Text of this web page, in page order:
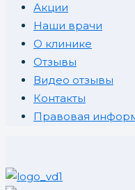
Акции
Наши врачи
О клинике
Отзывы
Видео отзывы
Контакты
Правовая